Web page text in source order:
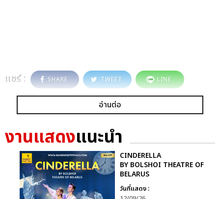
แชร์ : SHARE TWEET LINE
อ่านต่อ
งานแสดงแนะนำ
CINDERELLA
BY BOLSHOI THEATRE OF
BELARUS
วันที่แสดง :